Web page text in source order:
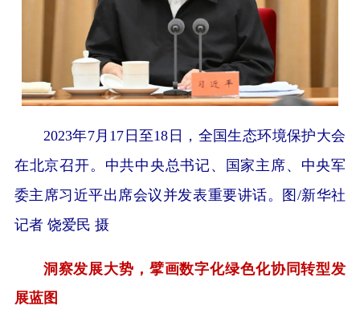
2023年7月17日至18日，全国生态环境保护大会
在北京召开。中共中央总书记、国家主席、中央军
委主席习近平出席会议并发表重要讲话。图/新华社
记者 饶爱民 摄
洞察发展大势，擘画数字化绿色化协同转型发
展蓝图